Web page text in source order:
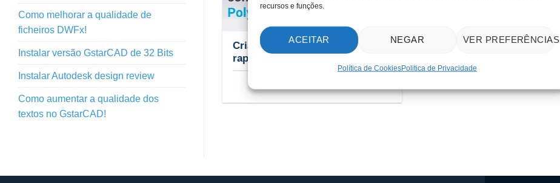
recursos e funções.
ACEITAR NEGAR VER PREFERÊNCIAS
Política de CookiesPolitica de Privacidade
Como melhorar a qualidade de
ficheiros DWFx!
Instalar versão GstarCAD de 32 Bits
Instalar Autodesk design review
Como aumentar a qualidade dos
textos no GstarCAD!
Criar modelos 3D muito
rapidamente com o Polysolid